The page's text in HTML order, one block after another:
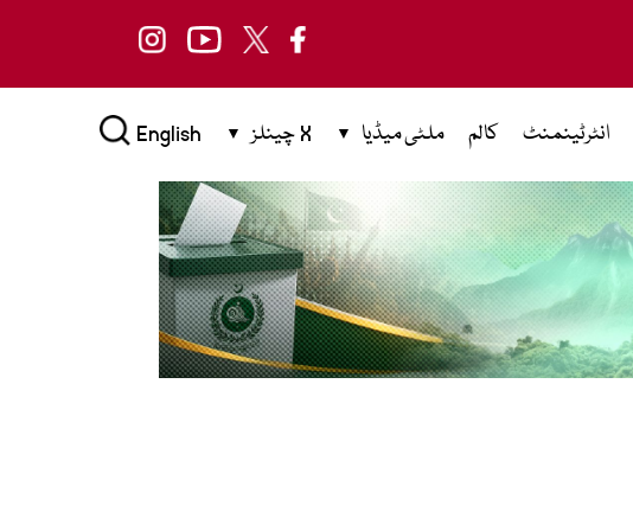
انٹرٹینمنٹ کالم ملٹی میڈیا X چینلز English